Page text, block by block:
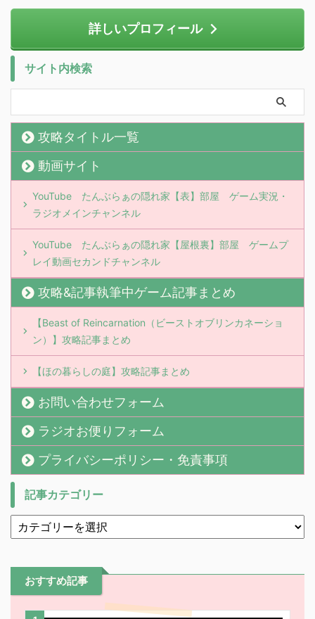
詳しいプロフィール
サイト内検索
攻略タイトル一覧
動画サイト
YouTube たんぶらぁの隠れ家【表】部屋 ゲーム実況・
ラジオメインチャンネル
YouTube たんぶらぁの隠れ家【屋根裏】部屋 ゲームプ
レイ動画セカンドチャンネル
攻略&記事執筆中ゲーム記事まとめ
【Beast of Reincarnation（ビーストオブリンカネーショ
ン）】攻略記事まとめ
【ほの暮らしの庭】攻略記事まとめ
お問い合わせフォーム
ラジオお便りフォーム
プライバシーポリシー・免責事項
記事カテゴリー
おすすめ記事